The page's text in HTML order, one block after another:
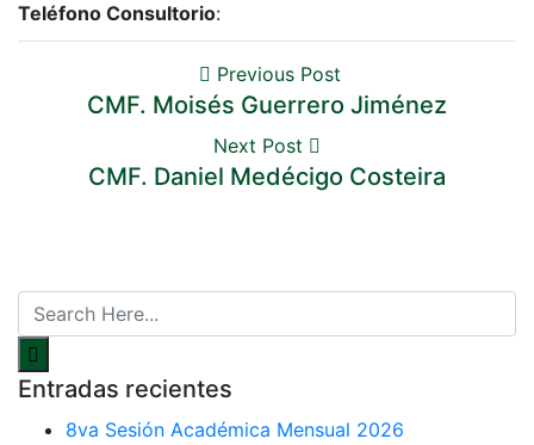
Teléfono Consultorio:
Previous Post
CMF. Moisés Guerrero Jiménez
Next Post
CMF. Daniel Medécigo Costeira
Entradas recientes
8va Sesión Académica Mensual 2026